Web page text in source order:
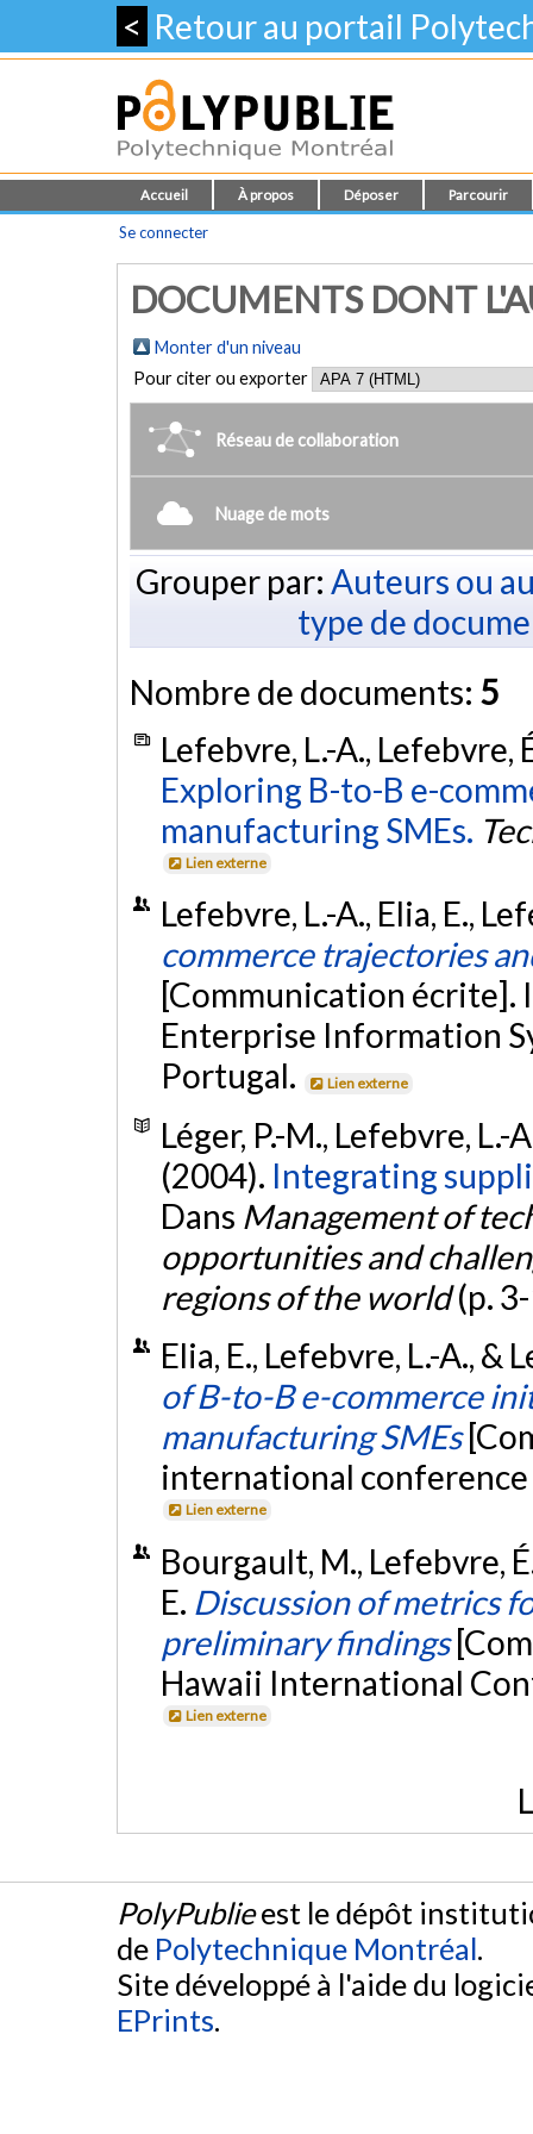
< Retour au portail
Accueil À propos Déposer Parcourir
Se connecter
DOCUMENTS DONT
Monter d'un niveau
Pour citer ou exporter
Réseau de collaboration
Nuage de mots
Grouper par: Auteurs ou
type de
Nombre de documents: 5
Lefebvre, L.-A., Lefebvre,
Exploring B-to-B e-
manufacturing SMEs.
Lien externe
Lefebvre, L.-A., Elia, E.,
commerce trajectories
[Communication
Enterprise Information
Portugal.
Lien externe
Léger, P.-M., Lefebvre, L.-
(2004). Integrating
Dans Management of
opportunities and
regions of the world(p.
Elia, E., Lefebvre, L.-A.,
of B-to-B e-commerce
manufacturing SMEs
international conference
Lien externe
Bourgault, M., Lefebvre,
E. Discussion of metrics
preliminary findings
Hawaii International
Lien externe
PolyPublieest le dépôt
de Polytechnique Montréal.
Site développé à l'aide du
EPrints.